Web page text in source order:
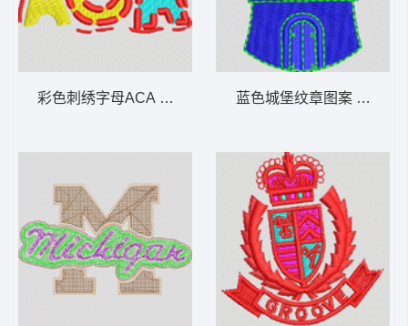
彩色刺绣字母ACA 字母 蓝色城堡纹章图案 城堡章